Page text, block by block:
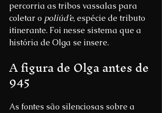
percorria as tribos vassalas para
coletar o poliúd’e, espécie de tributo
itinerante. Foi nesse sistema que a
história de Olga se insere.
A figura de Olga antes de
945
As fontes são silenciosas sobre a